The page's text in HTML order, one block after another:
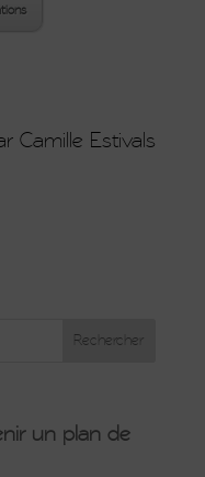
Camille Estivals
un plan de